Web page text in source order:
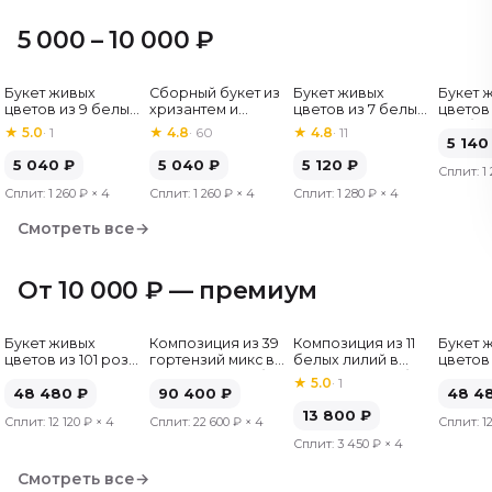
5 000 – 10 000 ₽
Букет живых
цветов из 9 белых
роз, Эквадор, 60
см
★ 5.0· 1
5 040 ₽
Сплит: 1 260 ₽ × 4
Хит
Сборный букет из
хризантем и
альстромерий
★ 4.8· 60
5 040 ₽
Сплит: 1 260 ₽× 4
Букет живых
цветов из 7 белых
хризантем
★4.8·11
5 120 ₽
Сплит:1 280 ₽ × 4
Букет
цветов
5 140
Сплит: 1
Смотреть все→
От 10 000 ₽ — премиум
Букет живых
цветов из 101 розы
см
48 480 ₽
Сплит: 12 120 ₽ × 4
Композиция из 39
гортензий микс в
90 400 ₽
Сплит: 22 600 ₽× 4
Композиция из 11
белых лилий в
шляпной коробке
★5.0·1
13 800 ₽
Сплит:3 450 ₽ × 4
Букет
цветов
см
48
Сплит:
Смотреть все→